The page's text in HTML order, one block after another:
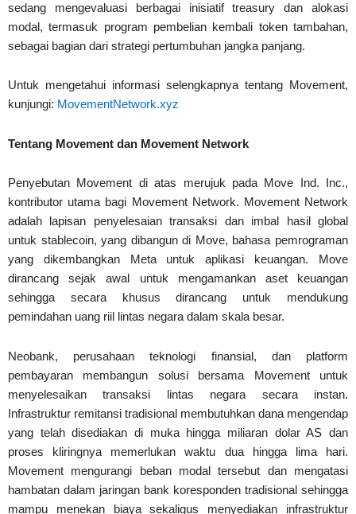
sedang mengevaluasi berbagai inisiatif treasury dan alokasi
modal, termasuk program pembelian kembali token tambahan,
sebagai bagian dari strategi pertumbuhan jangka panjang.
Untuk mengetahui informasi selengkapnya tentang Movement,
kunjungi: MovementNetwork.xyz
Tentang Movement dan Movement Network
Penyebutan Movement di atas merujuk pada Move Ind. Inc.,
kontributor utama bagi Movement Network. Movement Network
adalah lapisan penyelesaian transaksi dan imbal hasil global
untuk stablecoin, yang dibangun di Move, bahasa pemrograman
yang dikembangkan Meta untuk aplikasi keuangan. Move
dirancang sejak awal untuk mengamankan aset keuangan
sehingga secara khusus dirancang untuk mendukung
pemindahan uang riil lintas negara dalam skala besar.
Neobank, perusahaan teknologi finansial, dan platform
pembayaran membangun solusi bersama Movement untuk
menyelesaikan transaksi lintas negara secara instan.
Infrastruktur remitansi tradisional membutuhkan dana mengendap
yang telah disediakan di muka hingga miliaran dolar AS dan
proses kliringnya memerlukan waktu dua hingga lima hari.
Movement mengurangi beban modal tersebut dan mengatasi
hambatan dalam jaringan bank koresponden tradisional sehingga
mampu menekan biaya sekaligus menyediakan infrastruktur